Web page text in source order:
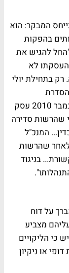
המבקר: הוא
כספק שירותים בהפקות
"החל להגיש את
תחילת העסקתו לא
בתחילת יולי
ההתקשרות עמו. במשך 7 חודשים, מאי-נובמבר 2010 עסק
שהרשות סדירה
המנכ"ל
לאחר שהרשות
בניגוד
על דוח
מצביע
כי הליקויים
או ניקיון